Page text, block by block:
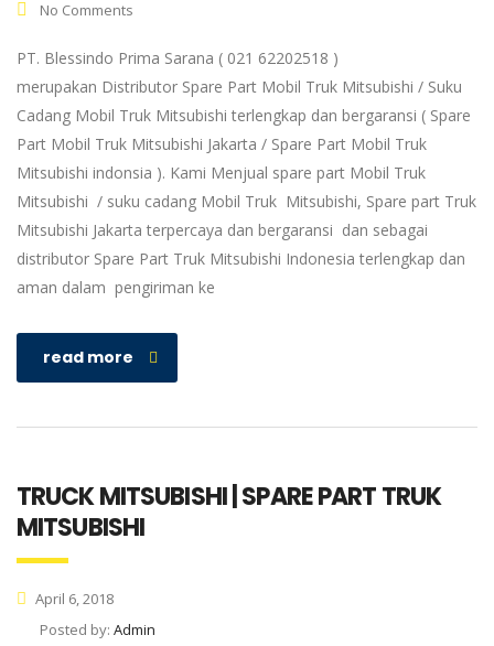
No Comments
PT. Blessindo Prima Sarana ( 021 62202518 )
merupakan Distributor Spare Part Mobil Truk Mitsubishi / Suku
Cadang Mobil Truk Mitsubishi terlengkap dan bergaransi ( Spare
Part Mobil Truk Mitsubishi Jakarta / Spare Part Mobil Truk
Mitsubishi indonsia ). Kami Menjual spare part Mobil Truk
Mitsubishi / suku cadang Mobil Truk Mitsubishi, Spare part Truk
Mitsubishi Jakarta terpercaya dan bergaransi dan sebagai
distributor Spare Part Truk Mitsubishi Indonesia terlengkap dan
aman dalam pengiriman ke
read more
TRUCK MITSUBISHI | SPARE PART TRUK
MITSUBISHI
April 6, 2018
Posted by: Admin